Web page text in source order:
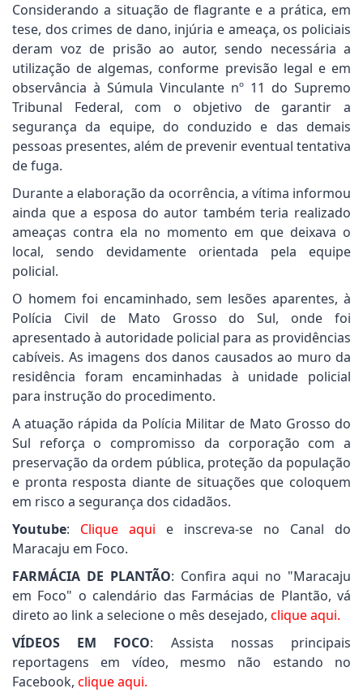
Considerando a situação de flagrante e a prática, em
tese, dos crimes de dano, injúria e ameaça, os policiais
deram voz de prisão ao autor, sendo necessária a
utilização de algemas, conforme previsão legal e em
observância à Súmula Vinculante nº 11 do Supremo
Tribunal Federal, com o objetivo de garantir a
segurança da equipe, do conduzido e das demais
pessoas presentes, além de prevenir eventual tentativa
de fuga.
Durante a elaboração da ocorrência, a vítima informou
ainda que a esposa do autor também teria realizado
ameaças contra ela no momento em que deixava o
local, sendo devidamente orientada pela equipe
policial.
O homem foi encaminhado, sem lesões aparentes, à
Polícia Civil de Mato Grosso do Sul, onde foi
apresentado à autoridade policial para as providências
cabíveis. As imagens dos danos causados ao muro da
residência foram encaminhadas à unidade policial
para instrução do procedimento.
A atuação rápida da Polícia Militar de Mato Grosso do
Sul reforça o compromisso da corporação com a
preservação da ordem pública, proteção da população
e pronta resposta diante de situações que coloquem
em risco a segurança dos cidadãos.
Youtube: Clique aqui e inscreva-se no Canal do
Maracaju em Foco.
FARMÁCIA DE PLANTÃO: Confira aqui no "Maracaju
em Foco" o calendário das Farmácias de Plantão, vá
direto ao link a selecione o mês desejado, clique aqui.
VÍDEOS EM FOCO: Assista nossas principais
reportagens em vídeo, mesmo não estando no
Facebook, clique aqui.